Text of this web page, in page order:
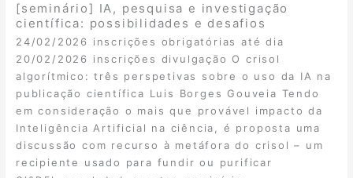
[seminário] IA, pesquisa e investigação
científica: possibilidades e desafios
24/02/2026 inscrições obrigatórias até dia
20/02/2026 inscrições divulgação O crisol
algorítmico: três perspetivas sobre o uso da IA na
publicação científica Luis Borges Gouveia Tendo
em consideração o mais que provável impacto da
Inteligência Artificial na ciência, é proposta uma
discussão com recurso à metáfora do crisol – um
recipiente usado para fundir ou purificar